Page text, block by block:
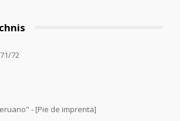
72
- [Pie de imprenta]